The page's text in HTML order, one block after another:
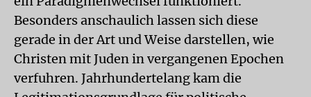
Besonders anschaulich lassen sich diese
gerade in der Art und Weise darstellen, wie
Christen mit Juden in vergangenen Epochen
verfuhren. Jahrhundertelang kam die